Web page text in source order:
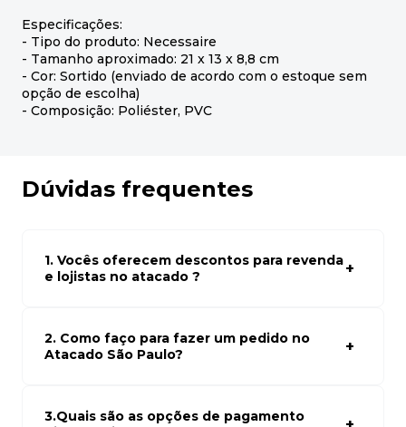
Especificações:
- Tipo do produto: Necessaire
- Tamanho aproximado: 21 x 13 x 8,8 cm
- Cor: Sortido (enviado de acordo com o estoque sem
opção de escolha)
- Composição: Poliéster, PVC
Dúvidas frequentes
1. Vocês oferecem descontos para revenda
e lojistas no atacado ?
atacado empresas e compre com os melhores preços
para seu modelo de negócio
2. Como faço para fazer um pedido no
Atacado São Paulo?
carrinho. Em seguida, siga as instruções para finalizar a
3.Quais são as opções de pagamento